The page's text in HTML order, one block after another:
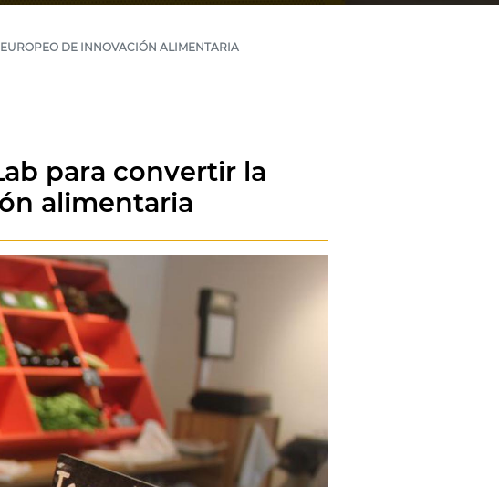
DE INNOVACIÓN ALIMENTARIA
para convertir la
alimentaria